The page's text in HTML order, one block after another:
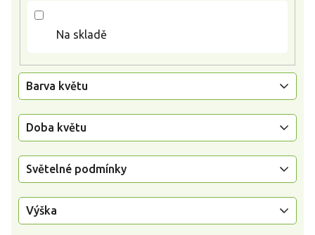
Na skladě
Barva květu
Doba květu
Světelné podmínky
Výška